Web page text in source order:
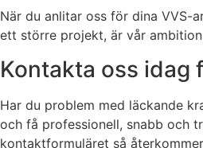
När du anlitar oss för dina VVS-
ett större projekt, är vår
Kontakta oss idag
Har du problem med läckande
och få professionell, snabb och
kontaktformuläret så